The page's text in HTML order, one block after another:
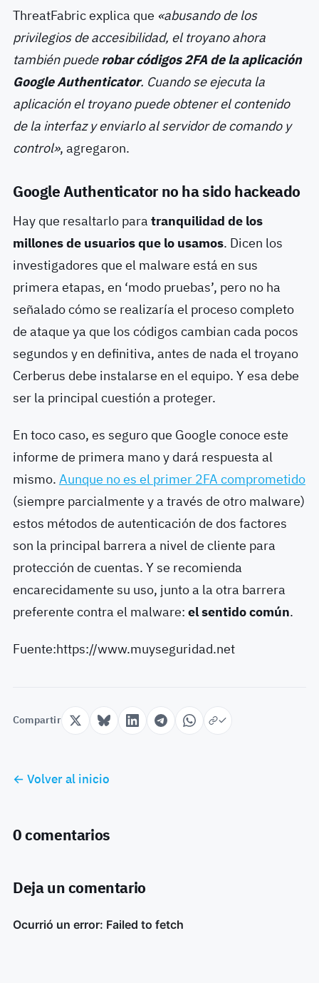
ThreatFabric explica que «abusando de los
privilegios de accesibilidad, el troyano ahora
también puederobar códigos 2FA de la aplicación
Google Authenticator. Cuando se ejecuta la
aplicación el troyano puede obtener el contenido
de la interfaz y enviarlo al servidor de comando y
control», agregaron.
Google Authenticator no ha sido hackeado
Hay que resaltarlo para tranquilidad de los
millones de usuarios que lo usamos. Dicen los
investigadores que el malware está en sus
primera etapas, en ‘modo pruebas’, pero no ha
señalado cómo se realizaría el proceso completo
de ataque ya que los códigos cambian cada pocos
segundos y en definitiva, antes de nada el troyano
Cerberus debe instalarse en el equipo. Y esa debe
ser la principal cuestión a proteger.
En toco caso, es seguro que Google conoce este
informe de primera mano y dará respuesta al
mismo. Aunque no es el primer 2FA comprometido
(siempre parcialmente y a través de otro malware)
estos métodos de autenticación de dos factores
son la principal barrera a nivel de cliente para
protección de cuentas. Y se recomienda
encarecidamente su uso, junto a la otra barrera
preferente contra el malware: el sentido común.
Fuente:https://www.muyseguridad.net
Compartir
← Volver al inicio
0 comentarios
Deja un comentario